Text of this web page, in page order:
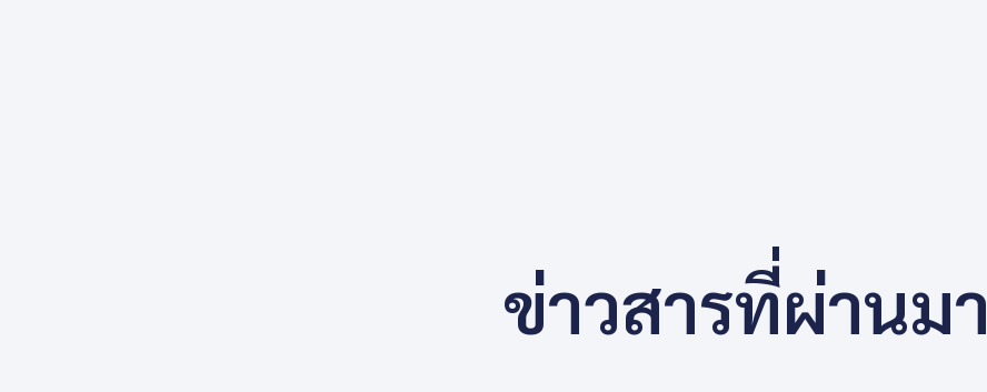
ข่าวสารที่ผ่านมา